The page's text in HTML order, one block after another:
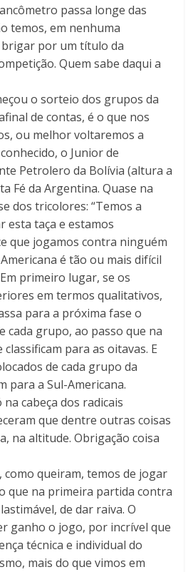
passa longe das
temos, em nenhuma
por um título da
Quem sabe daqui a
o sorteio dos grupos da
de contas, é o que nos
ou melhor voltaremos a
o Junior de
Petrolero da Bolívia (altura a
Fé da Argentina. Quase na
dos tricolores: “Temos a
esta taça e estamos
que jogamos contra ninguém
é tão ou mais difícil
primeiro lugar, se os
em termos qualitativos,
para a próxima fase o
cada grupo, ao passo que na
para as oitavas. E
de cada grupo da
para a Sul-Americana.
cabeça dos radicais
que dentre outras coisas
na altitude. Obrigação coisa
como queiram, temos de jogar
que na primeira partida contra
de dar raiva. O
ganho o jogo, por incrível que
técnica e individual do
mais do que vimos em